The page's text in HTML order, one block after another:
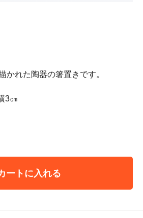
かれた陶器の箸置きです。
3㎝
ートに入れる